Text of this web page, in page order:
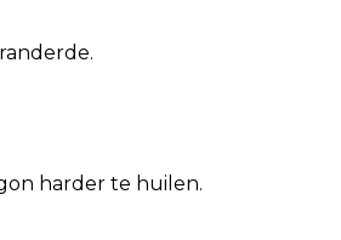
harder te huilen.